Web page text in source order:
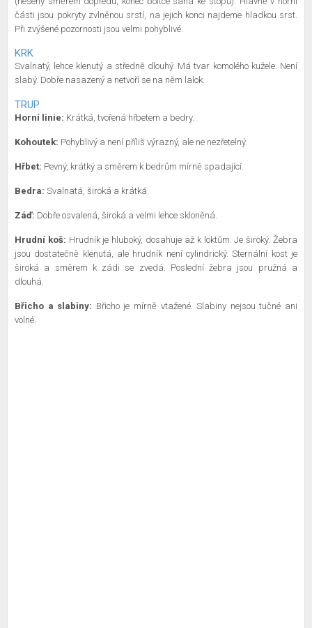
části jsou pokryty zvlněnou srstí, na jejich konci najdeme hladkou srst.
Při zvýšené pozornosti jsou velmi pohyblivé.
KRK
Svalnatý, lehce klenutý a středně dlouhý. Má tvar komolého kužele. Není
slabý. Dobře nasazený a netvoří se na něm lalok.
TRUP
Horní linie: Krátká, tvořená hřbetem a bedry.
Kohoutek: Pohyblivý a není příliš výrazný, ale ne nezřetelný.
Hřbet: Pevný, krátký a směrem k bedrům mírně spadající.
Bedra: Svalnatá, široká a krátká.
Záď: Dobře osvalená, široká a velmi lehce skloněná.
Hrudní koš: Hrudník je hluboký, dosahuje až k loktům. Je široký. Žebra
jsou dostatečně klenutá, ale hrudník není cylindrický. Sternální kost je
široká a směrem k zádi se zvedá. Poslední žebra jsou pružná a
dlouhá.
Břicho a slabiny: Břicho je mírně vtažené. Slabiny nejsou tučné ani
volné.